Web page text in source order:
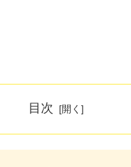
目次